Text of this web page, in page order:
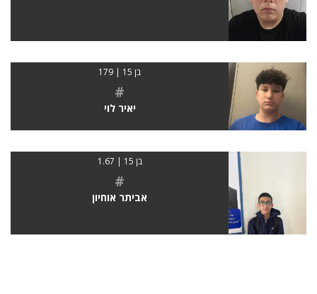
בן 15 | 179
#
יאיר לוי
בן 15 | 1.67
#
אביתר אוחיון